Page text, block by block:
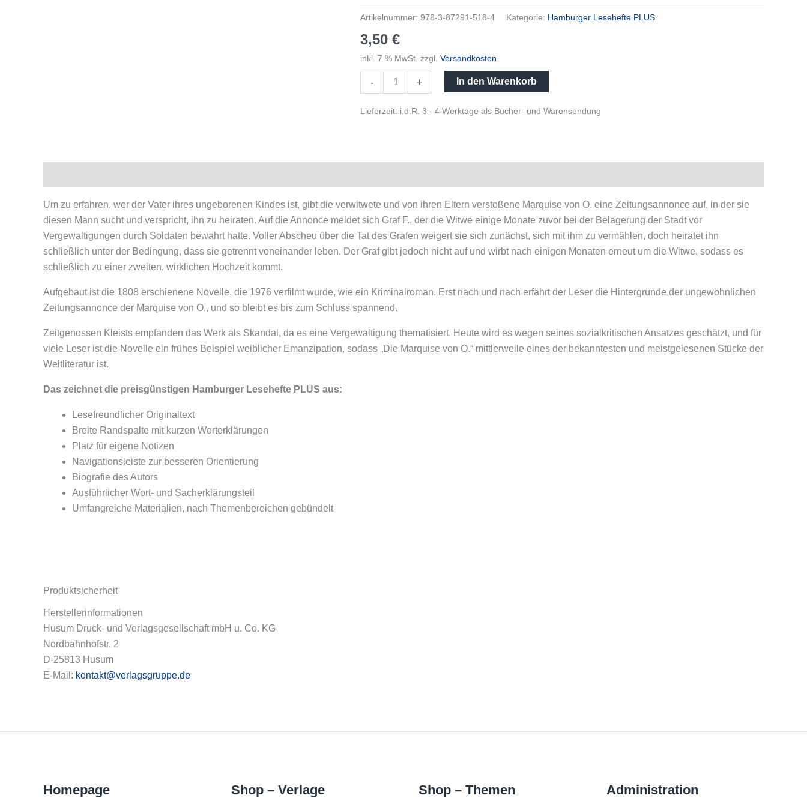
Artikelnummer: 978-3-87291-518-4 Kategorie: Hamburger Lesehefte PLUS
3,50 €
inkl. 7 % MwSt. zzgl. Versandkosten
- + In den Warenkorb
Lieferzeit: i.d.R. 3 - 4 Werktage als Bücher- und Warensendung
Um zu erfahren, wer der Vater ihres ungeborenen Kindes ist, gibt die verwitwete und von ihren Eltern verstoßene Marquise von O. eine Zeitungsannonce auf, in der sie
diesen Mann sucht und verspricht, ihn zu heiraten. Auf die Annonce meldet sich Graf F., der die Witwe einige Monate zuvor bei der Belagerung der Stadt vor
Vergewaltigungen durch Soldaten bewahrt hatte. Voller Abscheu über die Tat des Grafen weigert sie sich zunächst, sich mit ihm zu vermählen, doch heiratet ihn
schließlich unter der Bedingung, dass sie getrennt voneinander leben. Der Graf gibt jedoch nicht auf und wirbt nach einigen Monaten erneut um die Witwe, sodass es
schließlich zu einer zweiten, wirklichen Hochzeit kommt.
Aufgebaut ist die 1808 erschienene Novelle, die 1976 verfilmt wurde, wie ein Kriminalroman. Erst nach und nach erfährt der Leser die Hintergründe der ungewöhnlichen
Zeitungsannonce der Marquise von O., und so bleibt es bis zum Schluss spannend.
Zeitgenossen Kleists empfanden das Werk als Skandal, da es eine Vergewaltigung thematisiert. Heute wird es wegen seines sozialkritischen Ansatzes geschätzt, und für
viele Leser ist die Novelle ein frühes Beispiel weiblicher Emanzipation, sodass „Die Marquise von O.“ mittlerweile eines der bekanntesten und meistgelesenen Stücke der
Weltliteratur ist.
Das zeichnet die preisgünstigen Hamburger Lesehefte PLUS aus:
Lesefreundlicher Originaltext
Breite Randspalte mit kurzen Worterklärungen
Platz für eigene Notizen
Navigationsleiste zur besseren Orientierung
Biografie des Autors
Ausführlicher Wort- und Sacherklärungsteil
Umfangreiche Materialien, nach Themenbereichen gebündelt
Produktsicherheit
Herstellerinformationen
Husum Druck- und Verlagsgesellschaft mbH u. Co. KG
Nordbahnhofstr. 2
D-25813 Husum
E-Mail: kontakt@verlagsgruppe.de
Homepage Shop – Verlage Shop – Themen Administration